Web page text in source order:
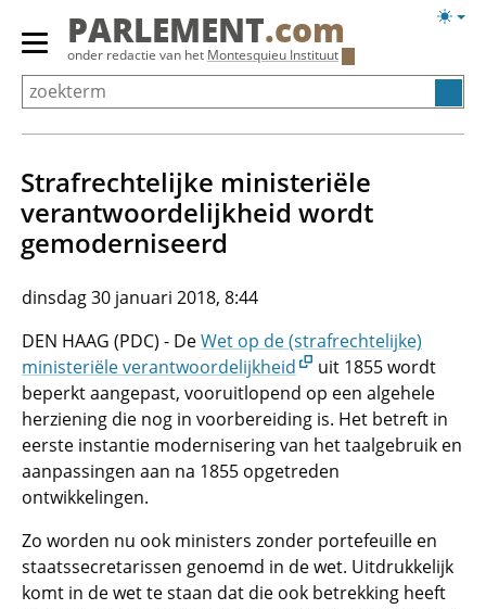
Overslaan
Primair
menu
tonen/verbergen
PARLEMENT.com
onder redactie van het Montesquieu Instituut
Strafrechtelijke ministeriële
verantwoordelijkheid wordt
gemoderniseerd
dinsdag 30 januari 2018, 8:44
DEN HAAG (PDC) - DeWet op de (strafrechtelijke)
ministeriële verantwoordelijkheid
uit 1855 wordt
beperkt aangepast, vooruitlopend op een algehele
herziening die nog in voorbereiding is. Het betreft in
eerste instantie modernisering van het taalgebruik en
aanpassingen aan na 1855 opgetreden
ontwikkelingen.
Zo worden nu ook ministers zonder portefeuille en
staatssecretarissen genoemd in de wet. Uitdrukkelijk
komt in de wet te staan dat die ook betrekking heeft